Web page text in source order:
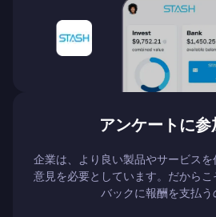
アンケートに参
企業は、より良い製品やサービス
意見を必要としています。だから
バックに報酬を支払う